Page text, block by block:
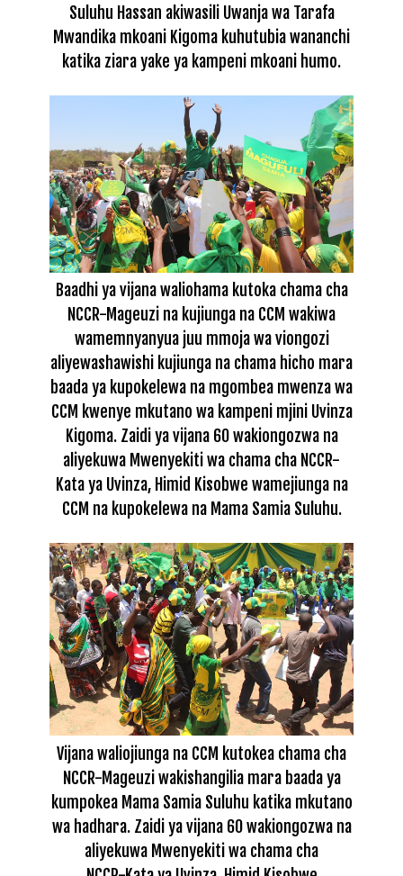
Suluhu Hassan akiwasili Uwanja wa Tarafa
Mwandika mkoani Kigoma kuhutubia wananchi
katika ziara yake ya kampeni mkoani humo.
Baadhi ya vijana waliohama kutoka chama cha
NCCR-Mageuzi na kujiunga na CCM wakiwa
wamemnyanyua juu mmoja wa viongozi
aliyewashawishi kujiunga na chama hicho mara
baada ya kupokelewa na mgombea mwenza wa
CCM kwenye mkutano wa kampeni mjini Uvinza
Kigoma. Zaidi ya vijana 60 wakiongozwa na
aliyekuwa Mwenyekiti wa chama cha NCCR-
Kata ya Uvinza, Himid Kisobwe wamejiunga na
CCM na kupokelewa na Mama Samia Suluhu.
Vijana waliojiunga na CCM kutokea chama cha
NCCR-Mageuzi wakishangilia mara baada ya
kumpokea Mama Samia Suluhu katika mkutano
wa hadhara. Zaidi ya vijana 60 wakiongozwa na
aliyekuwa Mwenyekiti wa chama cha